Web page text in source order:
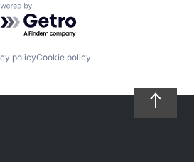
by Getro.com
policyCookie policy